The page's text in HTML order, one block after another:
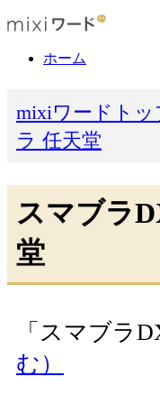
ホーム
mixiワードトッ
ラ 任天堂
スマブラ
堂
「スマブラ
む）